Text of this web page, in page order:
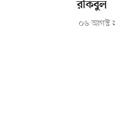
রকিবুল
০৬ আগস্ট